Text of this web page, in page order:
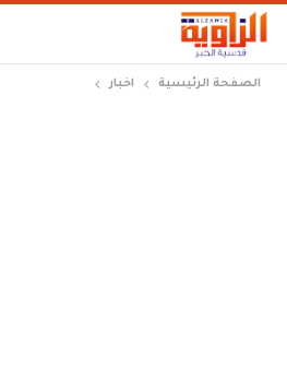
الصفحة الرئيسية اخبار